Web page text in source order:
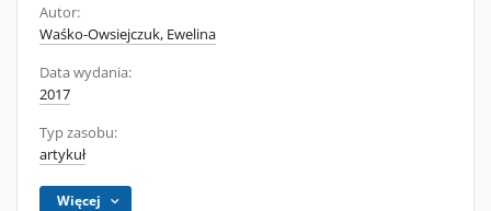
Autor:
Waśko-Owsiejczuk, Ewelina
Data wydania:
2017
Typ zasobu:
artykuł
Więcej